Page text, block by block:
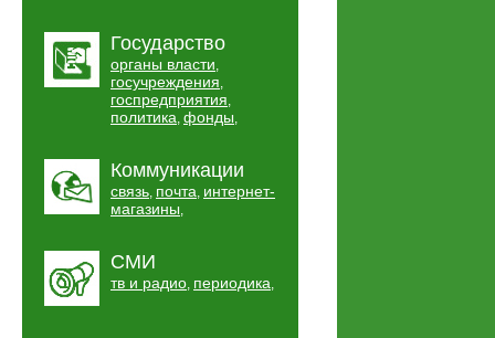
Государство
органы власти,
госучреждения,
госпредприятия,
политика, фонды,
Коммуникации
связь, почта, интернет-
магазины,
СМИ
тв и радио, периодика,